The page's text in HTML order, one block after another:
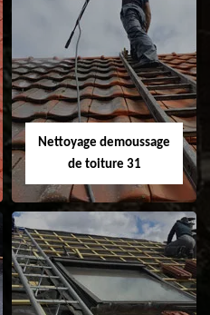
Isolation toiture 31
Nettoyage demoussage
de toiture 31
Nettoyage